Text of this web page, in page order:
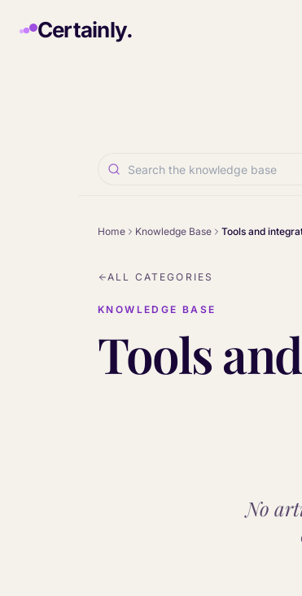
Certainly.
Home Knowledge Base Tools and
ALL CATEGORIES
KNOWLEDGE BASE
Tools
No